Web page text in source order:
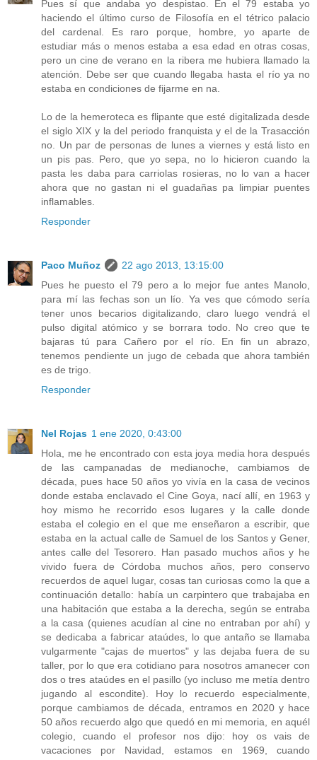
Pues sí que andaba yo despistao. En el 79 estaba yo
haciendo el último curso de Filosofía en el tétrico palacio
del cardenal. Es raro porque, hombre, yo aparte de
estudiar más o menos estaba a esa edad en otras cosas,
pero un cine de verano en la ribera me hubiera llamado la
atención. Debe ser que cuando llegaba hasta el río ya no
estaba en condiciones de fijarme en na.
Lo de la hemeroteca es flipante que esté digitalizada desde
el siglo XIX y la del periodo franquista y el de la Trasacción
no. Un par de personas de lunes a viernes y está listo en
un pis pas. Pero, que yo sepa, no lo hicieron cuando la
pasta les daba para carriolas rosieras, no lo van a hacer
ahora que no gastan ni el guadañas pa limpiar puentes
inflamables.
Responder
Paco Muñoz
22 ago 2013, 13:15:00
Pues he puesto el 79 pero a lo mejor fue antes Manolo,
para mí las fechas son un lío. Ya ves que cómodo sería
tener unos becarios digitalizando, claro luego vendrá el
pulso digital atómico y se borrara todo. No creo que te
bajaras tú para Cañero por el río. En fin un abrazo,
tenemos pendiente un jugo de cebada que ahora también
es de trigo.
Responder
Nel Rojas 1 ene 2020, 0:43:00
Hola, me he encontrado con esta joya media hora después
de las campanadas de medianoche, cambiamos de
década, pues hace 50 años yo vivía en la casa de vecinos
donde estaba enclavado el Cine Goya, nací allí, en 1963 y
hoy mismo he recorrido esos lugares y la calle donde
estaba el colegio en el que me enseñaron a escribir, que
estaba en la actual calle de Samuel de los Santos y Gener,
antes calle del Tesorero. Han pasado muchos años y he
vivido fuera de Córdoba muchos años, pero conservo
recuerdos de aquel lugar, cosas tan curiosas como la que a
continuación detallo: había un carpintero que trabajaba en
una habitación que estaba a la derecha, según se entraba
a la casa (quienes acudían al cine no entraban por ahí) y
se dedicaba a fabricar ataúdes, lo que antaño se llamaba
vulgarmente "cajas de muertos" y las dejaba fuera de su
taller, por lo que era cotidiano para nosotros amanecer con
dos o tres ataúdes en el pasillo (yo incluso me metía dentro
jugando al escondite). Hoy lo recuerdo especialmente,
porque cambiamos de década, entramos en 2020 y hace
50 años recuerdo algo que quedó en mi memoria, en aquél
colegio, cuando el profesor nos dijo: hoy os vais de
vacaciones por Navidad, estamos en 1969, cuando